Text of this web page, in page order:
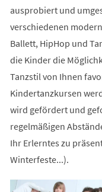
ausprobiert und
verschiedenen
Ballett, HipHop und
die Kinder die
Tanzstil von Ihnen
Kindertanzkursen
wird gefördert und
regelmäßigen
Ihr Erlerntes zu
Winterfeste...).